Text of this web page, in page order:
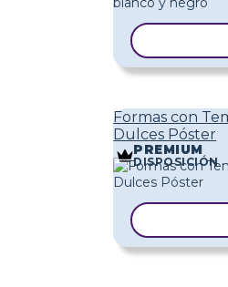
Formas con
Dulces Póster
PREMIUM
DISPOSICIÓN